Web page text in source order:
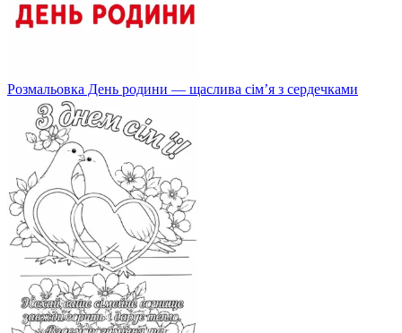
Розмальовка День родини — щаслива сім’я з сердечками